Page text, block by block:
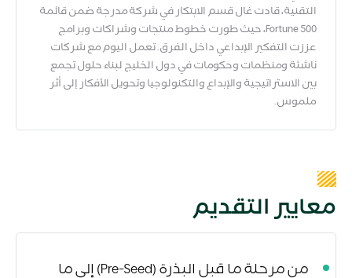
التقنية، قادت غال قسم الابتكار في شركة مدرجة ضمن قائمة
Fortune 500، حيث طورت خطوط منتجات وشراكات وبرامج
عززت التفكير الإبداعي داخل الفرق. تعمل اليوم مع شركات
ناشئة ومنظمات وحكومات في دول الخليج لبناء حلول تجمع
بين الاستراتيجية والإبداع والتكنولوجيا وتحويل الأفكار إلى أثر
ملموس.
معايير التقديم
من مرحلة ما قبل البذرة (Pre-Seed)
إلى ما